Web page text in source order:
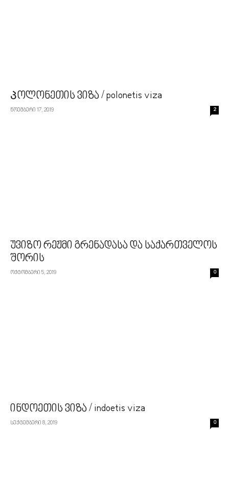
Პოლონეთის ვიზა / polonetis viza
ნოემბერი 17, 2019 2
უვიზო რეჟმი გრენადასა და საქართველოს
შორის
ოქტომბერი 5, 2019 0
ინდოეთის ვიზა / indoetis viza
სექტემბერი 8, 2019 0